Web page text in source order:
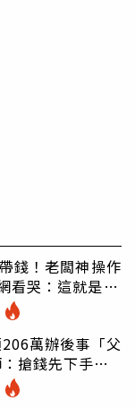
錢！老闆神操作
看哭：這就是台
萬辦後事「父
搶錢先下手是